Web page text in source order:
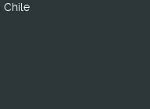
Chile